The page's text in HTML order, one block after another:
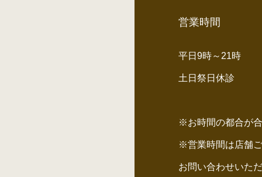
営業時間
平日9時～21時
土日祭日休診
※お時間の都合が
※営業時間は店舗
お問い合わせいた